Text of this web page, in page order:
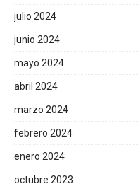
julio 2024
junio 2024
mayo 2024
abril 2024
marzo 2024
febrero 2024
enero 2024
octubre 2023